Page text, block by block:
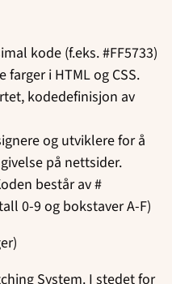
kode (f.eks. #FF5733)
i HTML og CSS.
kodedefinisjon av
og utviklere for å
på nettsider.
består av #
0-9 og bokstaver A-F)
System. I stedet for